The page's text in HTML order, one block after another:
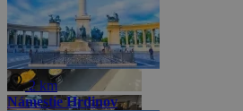
2 km
Námestie Hrdinov